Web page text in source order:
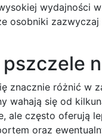
wydajności
osobniki
znacznie różnić w
wahają się od
ale często oferują
oraz